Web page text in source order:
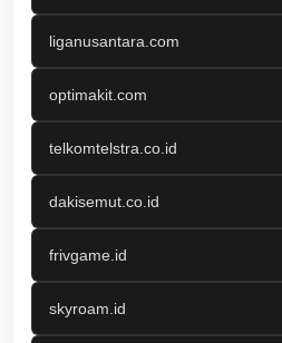
liganusantara.com
optimakit.com
telkomtelstra.co.id
dakisemut.co.id
frivgame.id
skyroam.id